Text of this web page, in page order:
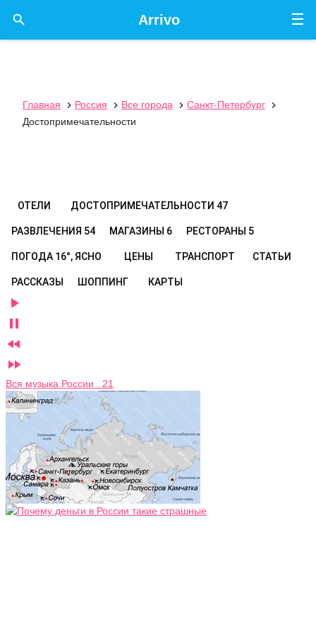
☰
Arrivo

Главная  Россия  Все города  Санкт-Петербург

Достопримечательности
ОТЕЛИ ДОСТОПРИМЕЧАТЕЛЬНОСТИ 47
РАЗВЛЕЧЕНИЯ 54 МАГАЗИНЫ 6 РЕСТОРАНЫ 5
ПОГОДА 16°, ЯСНО ЦЕНЫ ТРАНСПОРТ СТАТЬИ
РАССКАЗЫ ШОППИНГ КАРТЫ




Вся музыка России 21